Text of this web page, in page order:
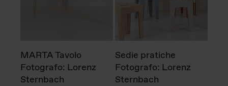
MARTA Tavolo
Fotografo: Lorenz
Sternbach
Sedie pratiche
Fotografo: Lorenz
Sternbach